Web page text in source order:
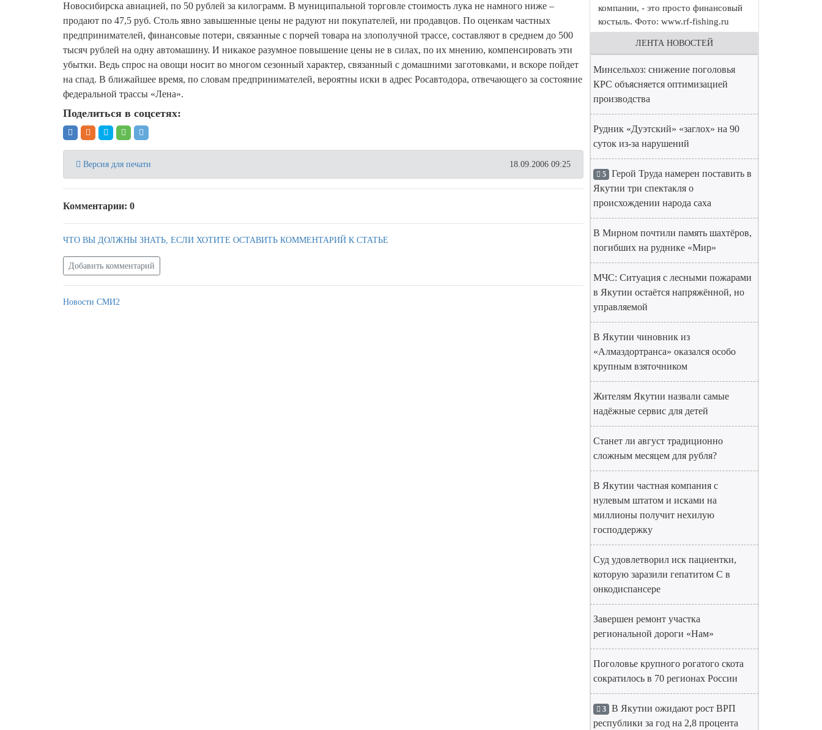
Новосибирска авиацией, по 50 рублей за килограмм. В муниципальной торговле стоимость лука не намного ниже –
продают по 47,5 руб. Столь явно завышенные цены не радуют ни покупателей, ни продавцов. По оценкам частных
предпринимателей, финансовые потери, связанные с порчей товара на злополучной трассе, составляют в среднем до 500
тысяч рублей на одну автомашину. И никакое разумное повышение цены не в силах, по их мнению, компенсировать эти
убытки. Ведь спрос на овощи носит во многом сезонный характер, связанный с домашними заготовками, и вскоре пойдет
на спад. В ближайшее время, по словам предпринимателей, вероятны иски в адрес Росавтодора, отвечающего за состояние
федеральной трассы «Лена».
Поделиться в соцсетях:
Версия для печати 18.09.2006 09:25
Комментарии: 0
ЧТО ВЫ ДОЛЖНЫ ЗНАТЬ, ЕСЛИ ХОТИТЕ ОСТАВИТЬ КОММЕНТАРИЙ К СТАТЬЕ
Добавить комментарий
Новости СМИ2
компании, - это просто финансовый
костыль. Фото: www.rf-fishing.ru
ЛЕНТА НОВОСТЕЙ
Минсельхоз: снижение поголовья
КРС объясняется оптимизацией
производства
Рудник «Дуэтский» «заглох» на 90
суток из-за нарушений
5 Герой Труда намерен поставить в
Якутии три спектакля о
происхождении народа саха
В Мирном почтили память шахтёров,
погибших на руднике «Мир»
МЧС: Ситуация с лесными пожарами
в Якутии остаётся напряжённой, но
управляемой
В Якутии чиновник из
«Алмаздортранса» оказался особо
крупным взяточником
Жителям Якутии назвали самые
надёжные сервис для детей
Станет ли август традиционно
сложным месяцем для рубля?
В Якутии частная компания с
нулевым штатом и исками на
миллионы получит нехилую
господдержку
Суд удовлетворил иск пациентки,
которую заразили гепатитом С в
онкодиспансере
Завершен ремонт участка
региональной дороги «Нам»
Поголовье крупного рогатого скота
сократилось в 70 регионах России
3 В Якутии ожидают рост ВРП
республики за год на 2,8 процента